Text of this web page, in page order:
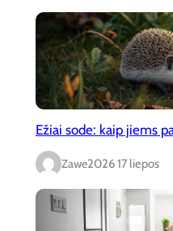
Ežiai sode: kaip jiems
Zawe2026 17 liepos